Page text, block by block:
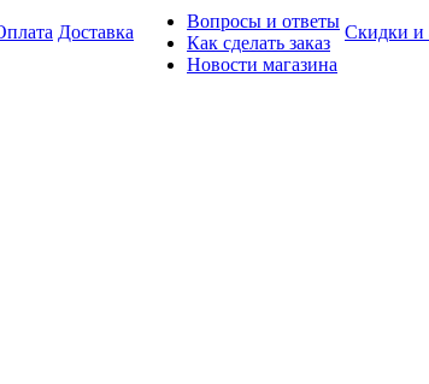
Доставка
Вопросы и ответы
Как сделать заказ
Новости магазина
Скидки и